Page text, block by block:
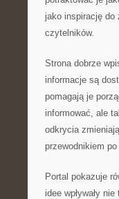
jako inspirację do
czytelników.
Strona dobrze
informacje są
pomagają je
informować, ale
odkrycia
przewodnikiem
Portal pokazuje
idee wpływały